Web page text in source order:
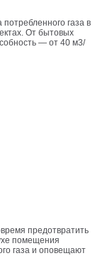
газа в
От бытовых
— от 40 м3/
предотвратить
помещения
газа и оповещают